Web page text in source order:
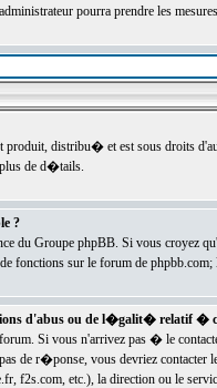
pourra prendre les
distribu� et est sous droits
de d�tails.
?
du Groupe phpBB. Si vous croyez
de fonctions sur le forum de
d'abus ou de l�galit� relatif �
Si vous n'arrivez pas � le
de r�ponse, vous devriez
f2s.com, etc.), la direction ou le